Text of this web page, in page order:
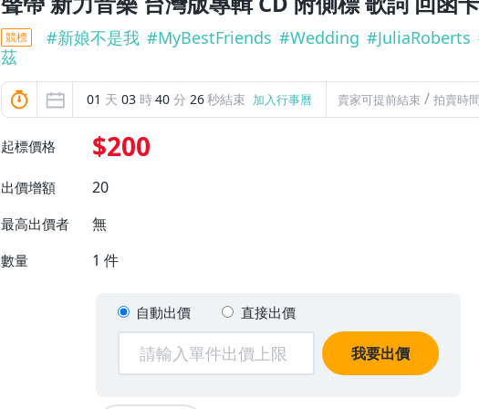
競標 #新娘不是我 #MyBestFriends #Wedding #JuliaRoberts
茲
01 天 03 時40 分 24秒結束 加入行事曆 賣家可提前結束 / 拍賣時
起標價格 $200
出價增額 20
最高出價者 無
數量 1 件
自動出價 直接出價
我要出價